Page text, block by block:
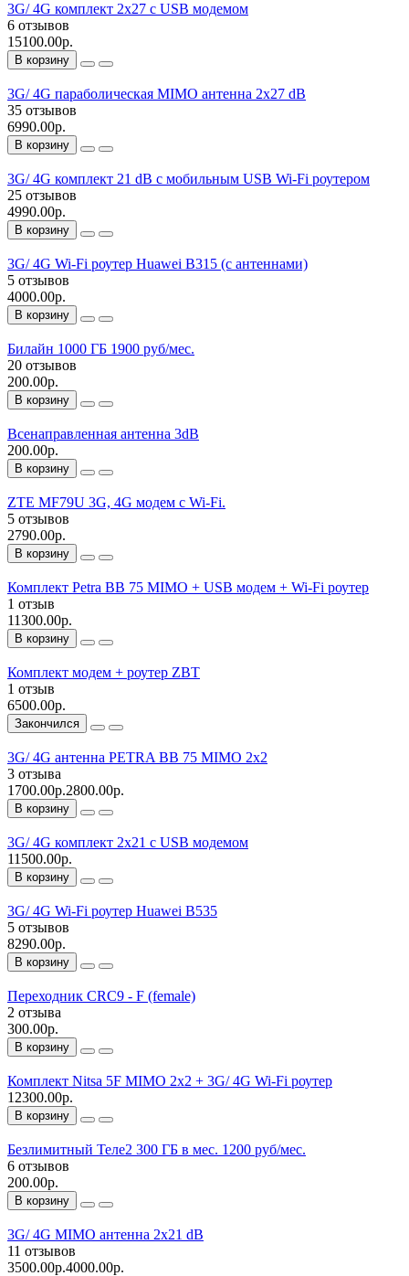
3G/ 4G комплект 2х27 с USB модемом
6 отзывов
15100.00р.
В корзину
3G/ 4G параболическая MIMO антенна 2x27 dB
35 отзывов
6990.00р.
В корзину
3G/ 4G комплект 21 dB с мобильным USB Wi-Fi роутером
25 отзывов
4990.00р.
В корзину
3G/ 4G Wi-Fi роутер Huawei B315 (с антеннами)
5 отзывов
4000.00р.
В корзину
Билайн 1000 ГБ 1900 руб/мес.
20 отзывов
200.00р.
В корзину
Всенаправленная антенна 3dB
200.00р.
В корзину
ZTE MF79U 3G, 4G модем с Wi-Fi.
5 отзывов
2790.00р.
В корзину
Комплект Petra BB 75 MIMO + USB модем + Wi-Fi роутер
1 отзыв
11300.00р.
В корзину
Комплект модем + роутер ZBT
1 отзыв
6500.00р.
Закончился
3G/ 4G антенна PETRA BB 75 MIMO 2x2
3 отзыва
1700.00р.2800.00р.
В корзину
3G/ 4G комплект 2х21 с USB модемом
11500.00р.
В корзину
3G/ 4G Wi-Fi роутер Huawei B535
5 отзывов
8290.00р.
В корзину
Переходник CRC9 - F (female)
2 отзыва
300.00р.
В корзину
Комплект Nitsa 5F MIMO 2х2 + 3G/ 4G Wi-Fi роутер
12300.00р.
В корзину
Безлимитный Теле2 300 ГБ в мес. 1200 руб/мес.
6 отзывов
200.00р.
В корзину
3G/ 4G MIMO антенна 2х21 dB
11 отзывов
3500.00р.4000.00р.